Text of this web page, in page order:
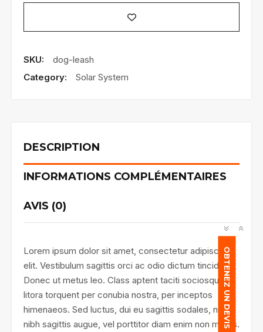
SKU:
dog-leash
Category:
Solar System
DESCRIPTION
INFORMATIONS COMPLÉMENTAIRES
AVIS (0)
Lorem ipsum dolor sit amet, consectetur adipiscing
elit. Vestibulum sagittis orci ac odio dictum tincidunt.
Donec ut metus leo. Class aptent taciti sociosqu ad
litora torquent per conubia nostra, per inceptos
himenaeos. Sed luctus, dui eu sagittis sodales, nulla
nibh sagittis augue, vel porttitor diam enim non metus.
OBTENEZ UN DEVIS